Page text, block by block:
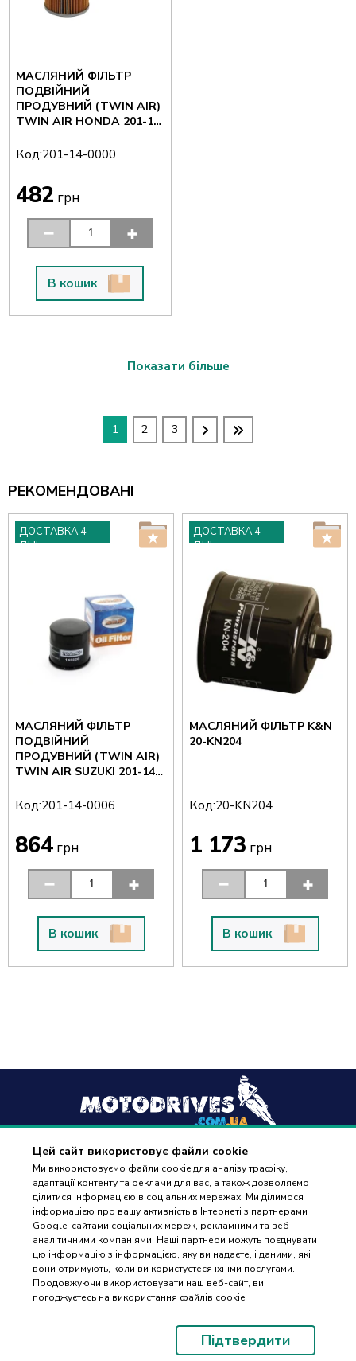
Цей сайт використовує файли cookie
Ми використовуємо файли cookie для аналізу трафіку,
адаптації контенту та реклами для вас, а також дозволяємо
ділитися інформацією в соціальних мережах. Ми ділимося
інформацією про вашу активність в Інтернеті з партнерами
Google: сайтами соціальних мереж, рекламними та веб-
аналітичними компаніями. Наші партнери можуть поєднувати
цю інформацію з інформацією, яку ви надаєте, і даними, які
вони отримують, коли ви користуєтеся їхніми послугами.
Продовжуючи використовувати наш веб-сайт, ви
погоджуєтесь на використання файлів cookie.
Підтвердити
МАСЛЯНИЙ ФІЛЬТР
ПОДВІЙНИЙ
ПРОДУВНИЙ (TWIN AIR)
TWIN AIR HONDA 201-14-
Код:201-14-0000
482 грн
В кошик
Показати більше
1 2 3
РЕКОМЕНДОВАНІ
ДОСТАВКА 4
ДНІ
МАСЛЯНИЙ ФІЛЬТР
ПОДВІЙНИЙ
ПРОДУВНИЙ (TWIN AIR)
TWIN AIR SUZUKI 201-14-
Код:201-14-0006
864 грн
В кошик
ДОСТАВКА 4
ДНІ
МАСЛЯНИЙ ФІЛЬТР K&N
20-KN204
Код:20-KN204
1 173 грн
В кошик
+38(096) 488 77 88
дзвінки приймаються в робочі дні з 9:00 до 18:00
Оплата та доставка
Контакти
ПІДБІР
ЗАПЧАСТИН